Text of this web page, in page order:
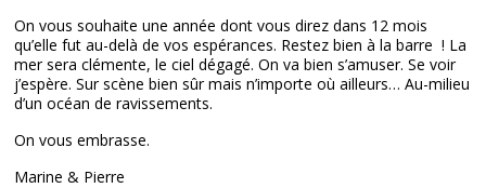
On vous souhaite une année dont vous direz dans 12 mois
qu’elle fut au-delà de vos espérances. Restez bien à la barre ! La
mer sera clémente, le ciel dégagé. On va bien s’amuser. Se voir
j’espère. Sur scène bien sûr mais n’importe où ailleurs… Au-milieu
d’un océan de ravissements.
On vous embrasse.
Marine & Pierre